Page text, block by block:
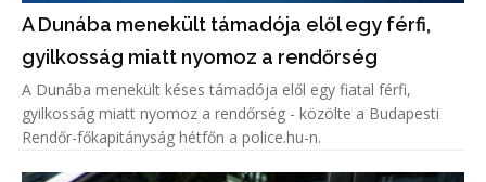
A Dunába menekült támadója elől egy férfi,
gyilkosság miatt nyomoz a rendőrség
A Dunába menekült késes támadója elől egy fiatal férfi,
gyilkosság miatt nyomoz a rendőrség - közölte a Budapesti
Rendőr-főkapitányság hétfőn a police.hu-n.